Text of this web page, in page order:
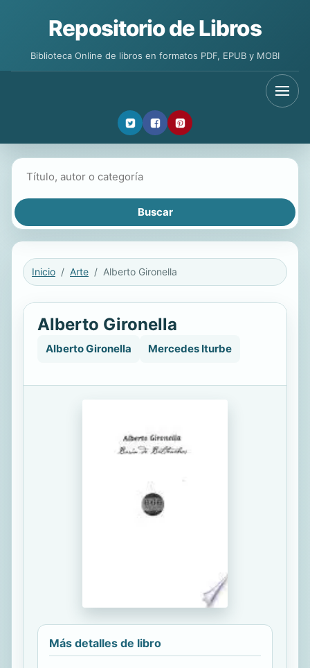
Repositorio de Libros
Biblioteca Online de libros en formatos PDF, EPUB y MOBI
Inicio Arte Alberto Gironella
Alberto Gironella
Alberto Gironella Mercedes Iturbe
Más detalles de libro